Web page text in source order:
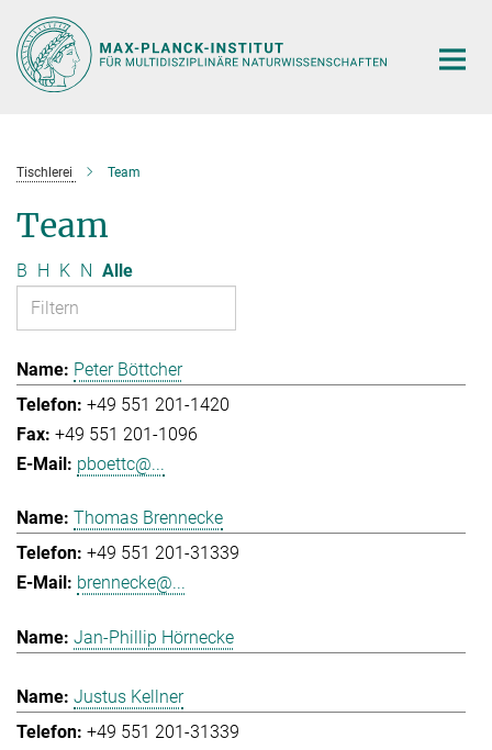
Hauptinhalt
Tischlerei Team
Team
B H K N Alle
Peter Böttcher
+49 551 201-1420
+49 551 201-1096
pboettc@...
Thomas Brennecke
+49 551 201-31339
brennecke@...
Jan-Phillip Hörnecke
Justus Kellner
+49 551 201-31339